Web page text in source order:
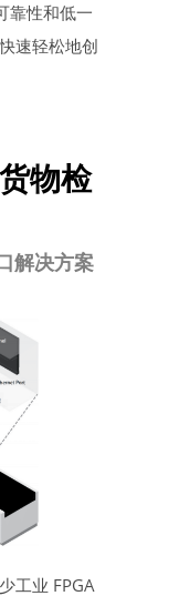
靠性和低一
速轻松地创
物检
解决方案
工业 FPGA